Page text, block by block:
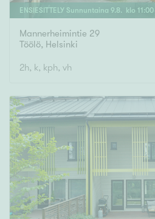
ENSIESITTELY Sunnuntaina 9.8. klo 11 :00
Mannerheimintie 29
Töölö, Helsinki
2h, k, kph, vh